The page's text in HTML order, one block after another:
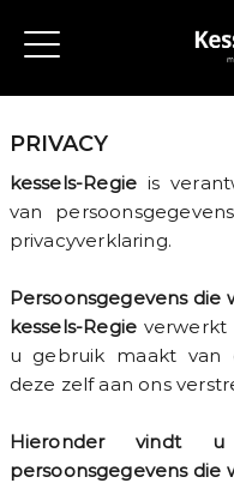
PRIVACY
kessels-Regie is
van
privacyverklaring.
Persoonsgegevens die
kessels-Regie verwerkt
u gebruik maakt van
deze zelf aan ons
Hieronder vindt
persoonsgegevens die